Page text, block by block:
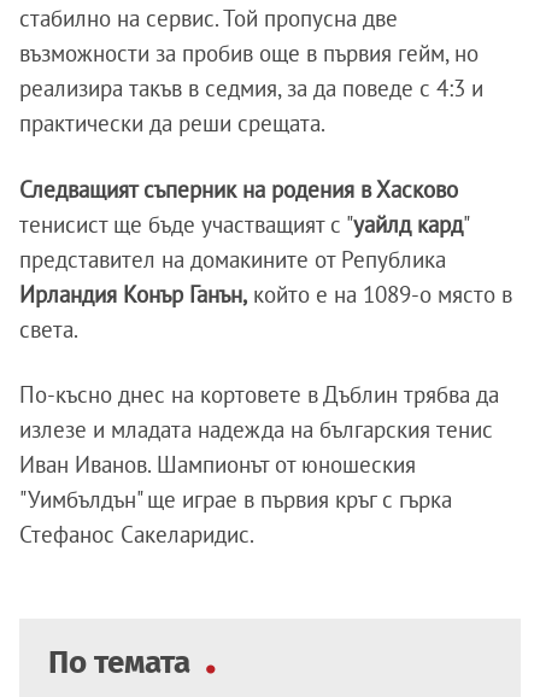
стабилно на сервис. Той пропусна две
възможности за пробив още в първия гейм, но
реализира такъв в седмия, за да поведе с 4:3 и
практически да реши срещата.
Следващият съперник на родения в Хасково
тенисист ще бъде участващият с "уайлд кард"
представител на домакините от Република
Ирландия Конър Ганън, който е на 1089-о място в
света.
По-късно днес на кортовете в Дъблин трябва да
излезе и младата надежда на българския тенис
Иван Иванов. Шампионът от юношеския
"Уимбълдън" ще играе в първия кръг с гърка
Стефанос Сакеларидис.
По темата